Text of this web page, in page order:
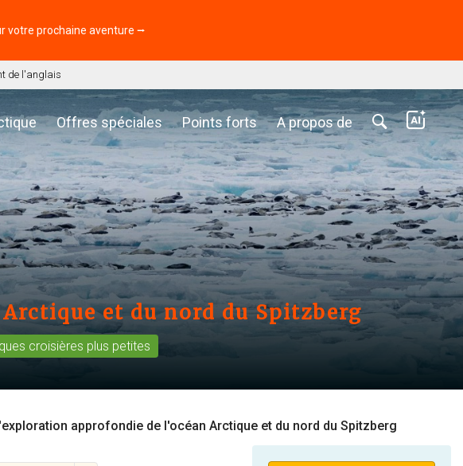
votre prochaine aventure ⭢
de l'anglais
Offres spéciales Points forts A propos de
et du nord du Spitzberg
croisières plus petites
approfondie de l'océan Arctique et du nord du Spitzberg